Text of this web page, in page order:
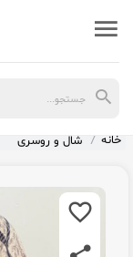
خانه شال و روسری